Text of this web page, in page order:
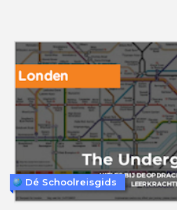
Dé Schoolreisgids